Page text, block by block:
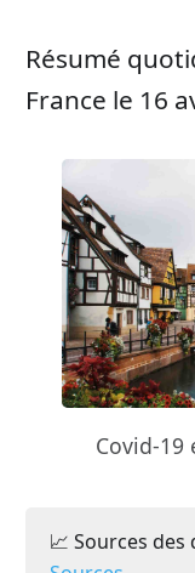
Résumé
France le 16
Covid-19
📈 Sources